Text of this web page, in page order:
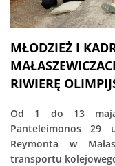
MŁODZIEŻ I
RIWIERĘ
Od 1 do 13 maja
Panteleimonos 29
Reymonta w
transportu